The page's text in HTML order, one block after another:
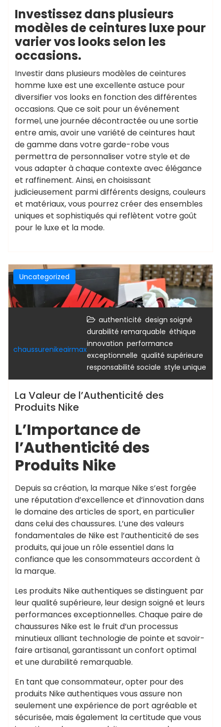
Investissez dans plusieurs
modèles de ceintures luxe pour
varier vos looks selon les
occasions.
Investir dans plusieurs modèles de ceintures
homme luxe est une excellente astuce pour
diversifier vos looks en fonction des différentes
occasions. Que ce soit pour un événement
formel, une journée décontractée ou une sortie
entre amis, avoir une variété de ceintures haut
de gamme dans votre garde-robe vous
permettra de personnaliser votre style et de
vous adapter à chaque contexte avec élégance
et raffinement. Ainsi, en choisissant
judicieusement parmi différents designs, couleurs
et matériaux, vous pourrez créer des ensembles
uniques et sophistiqués qui reflètent votre goût
pour le luxe et la mode.
Uncategorized
chaussurenikeairmax
authenticité design soigné
durabilité remarquable éthique
innovation performance
exceptionnelle qualité supérieure
responsabilité sociale style unique
La Valeur de l’Authenticité des
Produits Nike
L’Importance de
l’Authenticité des
Produits Nike
Depuis sa création, la marque Nike s’est forgée
une réputation d’excellence et d’innovation dans
le domaine des articles de sport, en particulier
dans celui des chaussures. L’une des valeurs
fondamentales de Nike est l’authenticité de ses
produits, qui joue un rôle essentiel dans la
confiance que les consommateurs accordent à
la marque.
Les produits Nike authentiques se distinguent par
leur qualité supérieure, leur design soigné et leurs
performances exceptionnelles. Chaque paire de
chaussures Nike est le fruit d’un processus
minutieux alliant technologie de pointe et savoir-
faire artisanal, garantissant un confort optimal
et une durabilité remarquable.
En tant que consommateur, opter pour des
produits Nike authentiques vous assure non
seulement une expérience de port agréable et
sécurisée, mais également la certitude que vous